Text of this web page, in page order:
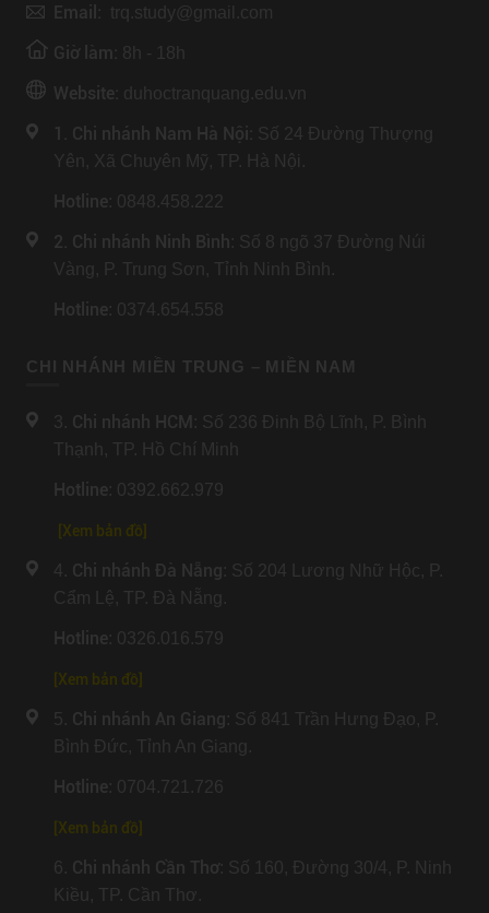
Email: trq.study@gmail.com
Giờ làm: 8h - 18h
Website: duhoctranquang.edu.vn
1. Chi nhánh Nam Hà Nội: Số 24 Đường Thượng
Yên, Xã Chuyên Mỹ, TP. Hà Nội.
Hotline: 0848.458.222
2. Chi nhánh Ninh Bình: Số 8 ngõ 37 Đường Núi
Vàng, P. Trung Sơn, Tỉnh Ninh Bình.
Hotline: 0374.654.558
CHI NHÁNH MIỀN TRUNG – MIỀN NAM
3. Chi nhánh HCM : Số 236 Đinh Bộ Lĩnh, P. Bình
Thạnh, TP. Hồ Chí Minh
Hotline: 0392.662.979
[Xem bản đồ]
4. Chi nhánh Đà Nẵng: Số 204 Lương Nhữ Hộc, P.
Cẩm Lệ, TP. Đà Nẵng.
Hotline: 0326.016.579
Xem bản đồ
5. Chi nhánh An Giang: Số 841 Trần Hưng Đạo, P.
Bình Đức, Tỉnh An Giang.
Hotline: 0704.721.726
Xem bản đồ
6. Chi nhánh Cần Thơ: Số 160, Đường 30/4, P. Ninh
Kiều, TP. Cần Thơ.